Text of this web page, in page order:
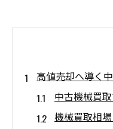
高値売却へ導く
中古機械買
機械買取相